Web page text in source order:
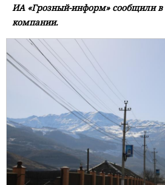
ИА «Грозный-информ» сообщили в
компании.